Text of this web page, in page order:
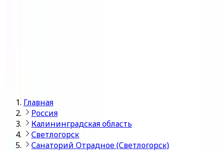
Главная
Россия
Калининградская область
Светлогорск
Санаторий Отрадное (Светлогорск)